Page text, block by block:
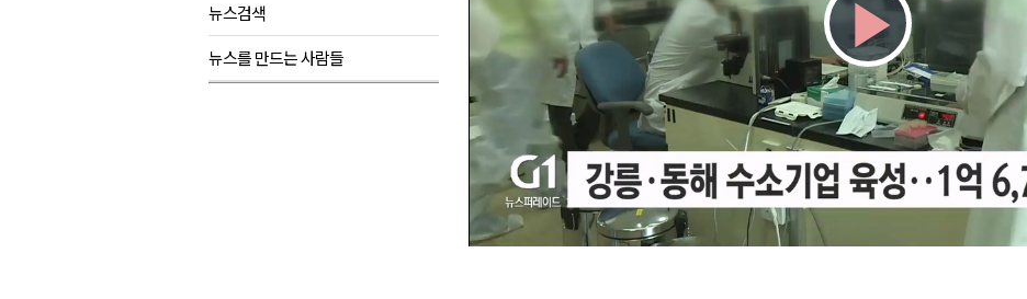
뉴스검색
뉴스를 만드는 사람들
Play
Video